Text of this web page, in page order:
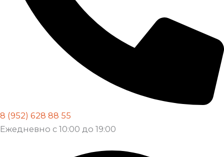
8 (952) 628 88 55
Ежедневно с 10:00 до 19:00